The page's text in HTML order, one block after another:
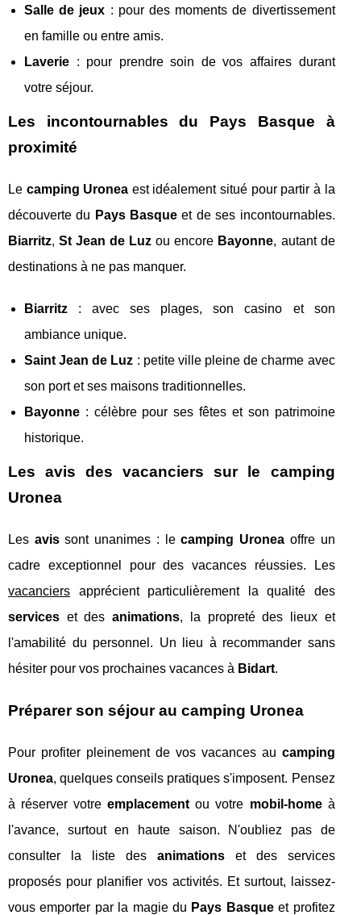
Salle de jeux : pour des moments de divertissement
en famille ou entre amis.
Laverie : pour prendre soin de vos affaires durant
votre séjour.
Les incontournables du Pays Basque à
proximité
Le camping Uronea est idéalement situé pour partir à la
découverte du Pays Basque et de ses incontournables.
Biarritz,St Jean de Luz ou encore Bayonne, autant de
destinations à ne pas manquer.
Biarritz : avec ses plages, son casino et son
ambiance unique.
Saint Jean de Luz : petite ville pleine de charme avec
son port et ses maisons traditionnelles.
Bayonne : célèbre pour ses fêtes et son patrimoine
historique.
Les avis des vacanciers sur le camping
Uronea
Les avissont unanimes : lecamping Uronea offre un
cadre exceptionnel pour des vacances réussies. Les
vacanciers apprécient particulièrement la qualité des
services et desanimations, la propreté des lieux et
l'amabilité du personnel. Un lieu à recommander sans
hésiter pour vos prochaines vacances à Bidart.
Préparer son séjour au camping Uronea
Pour profiter pleinement de vos vacances au camping
Uronea, quelques conseils pratiques s'imposent. Pensez
à réserver votreemplacement ou votre mobil-homeà
l'avance, surtout en haute saison. N'oubliez pas de
consulter la liste des animationset des services
proposés pour planifier vos activités. Et surtout, laissez-
vous emporter par la magie du Pays Basqueet profitez